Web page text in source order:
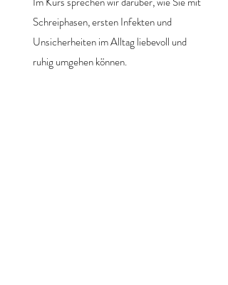
Schreiphasen, ersten Infekten und
Unsicherheiten im Alltag liebevoll und
ruhig umgehen können.